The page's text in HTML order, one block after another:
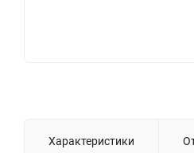
Характеристики